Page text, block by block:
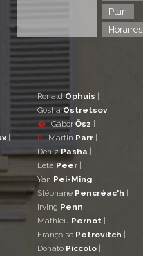
Plan
Horaires
RonaldOphuis
GoshaOstretsov
� Gábor Ősz
P Martin Parr
DenizPasha
Leta Peer
Yan Pei-Ming
Stéphane Pencréac'h
Irving Penn
Mathieu Pernot
Françoise Pétrovitch
Donato Piccolo